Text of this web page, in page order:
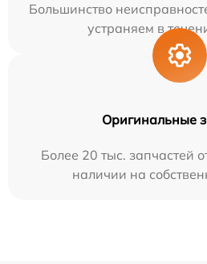
Большинство
устраняем в
Оригинальные
Более 20 тыс. запчастей
наличии на